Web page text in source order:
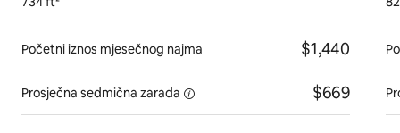
Početni iznos mjesečnog najma $1,440
Prosječna sedmična zarada $669